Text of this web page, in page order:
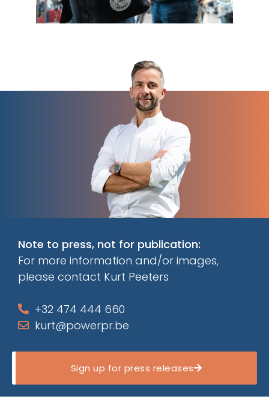
Note to press, not for publication:
For more information and/or images,
please contact Kurt Peeters
+32 474 444 660
kurt@powerpr.be
Sign up for press releases